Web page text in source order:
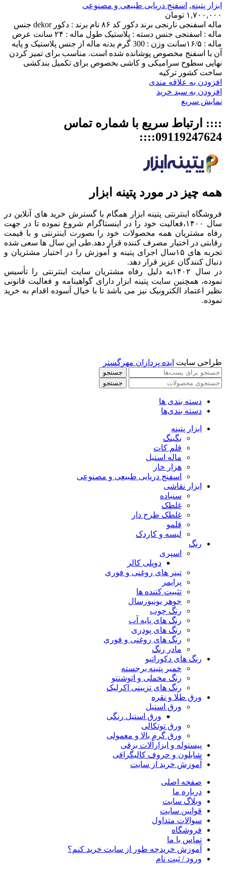
ابزار پتینه, اسفنج دریایی طبیعی و مصنوعی
۱,۷۰۰,۰۰۰ تومان
ماله اسفنجی نارنجی برند دکور کد ۸۶ نام برند : دکور dekor جنس
ماله : اسفنجی جنس دسته : پلاستیک طول ماله : ۲۴ سانت عرض
ماله : ۱۶/۵سانت وزن : 300 گرم بدنه ماله از جنس پلاستیک و پایه
آن با اسفنج مخصوص پوشانده شده است. مناسب برای تمیز کردن
نهایی سطوح سرامیکی و کاشی بخصوص برای تکمیل بندکشی
ساخت کشور ترکیه
افزودن به علاقه مندی
افزودن به سبد خرید
نمایش سریع
:::: ارتباط سریع با شماره تماس
09119247624::::
همه چیز در مورد پتینه ابزار
فروشگاه اینترنتی پتینه ابزار همگام با گسترش خرید های آنلاین در
سال ۱۴۰۰،فعالیت خود را در اینستاگرام شروع نموده تا در جهت
رفاه مشتریان همه محصولات خود را بصورت اینترنتی و با قیمت
رقابتی در اختیار مصرف کننده قرار دهد.طی این سال ها سعی شده
تجربه های ۱۵سال اجرای پتینه و آموزش را در اختیار مشتریان و
دنبال کنندگان عزیز قرار دهد.
در سال ۱۴۰۲به دلیل رفاه مشتریان سایت اینترنتی را تأسیس
نموده، همچنین سایت پتینه ابزار دارای گواهینامه و فعالیت قانونی
نظیر اعتماد الکترونیک نیز می باشد تا با خیال آسوده اقدام به خرید
نموده.
طراحی سایت ایده پردازان مهرگستر
جستجو
جستجو
دسته بندی ها
دسته بندی‌ها
ابزار پتینه
بگینگ
قلم کات
ماله استیل
هزار خار
اسفنج دریایی طبیعی و مصنوعی
ابزار نقاشی
سنباده
غلطک
غلطک طرح دار
قلمو
لیسه و کاردک
رنگ
اسپری
دوپلی کالر
تینر های روغنی و فوری
پرایمر
تثبیت کننده ها
جوهر یونیورسال
رنگ چوب
رنگ‌ های پایه آب
رنگ های پودری
رنگ‌ های روغنی و فوری
مادر رنگ
رنگ های دکوراتیو
خمیر پتینه برجسته
رنگ مخملی و اتوشنتو
رنگ های تزیینی اکرلیک
ورق طلا و نقره
ورق استیل
ورق استیل رنگی
ورق توتکالی
ورق گرم بالا و معمولی
پیستوله و ابزارآلات برقی
شابلون و حروف کالیگرافی
آموزش خرید از سایت
صفحه اصلی
درباره ما
وبلاگ سایت
قوانین سایت
سوالات متداول
فروشگاه
تماس با ما
آموزش خریدچه طور از سایت خرید کنم؟
ورود / ثبت نام